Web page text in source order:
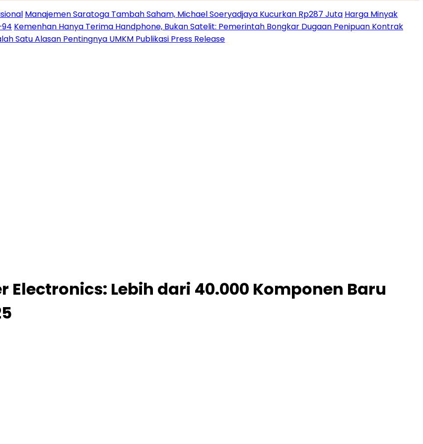
Manajemen Saratoga Tambah Saham, Michael Soeryadjaya Kucurkan Rp287 Juta Harga Minyak
Kemenhan Hanya Terima Handphone, Bukan Satelit: Pemerintah Bongkar Dugaan Penipuan Kontrak
Satu Alasan Pentingnya UMKM Publikasi Press Release
Electronics: Lebih dari 40.000 Komponen Baru